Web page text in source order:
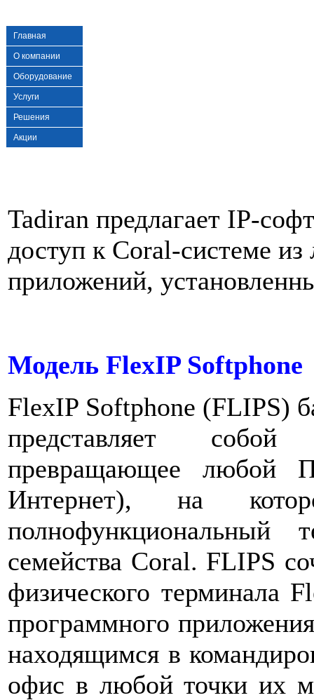
Главная
О компании
Оборудование
Услуги
Решения
Акции
Tadiran предлагает IP-
доступ к Coral-системе
приложений,
Модель FlexIP Softphone
FlexIP Softphone (FLIPS)
представляет
превращающее
Интернет), на
полнофункциональный
семейства Coral. FLIPS
физического терминала
программного
находящимся в
офис в любой точки их